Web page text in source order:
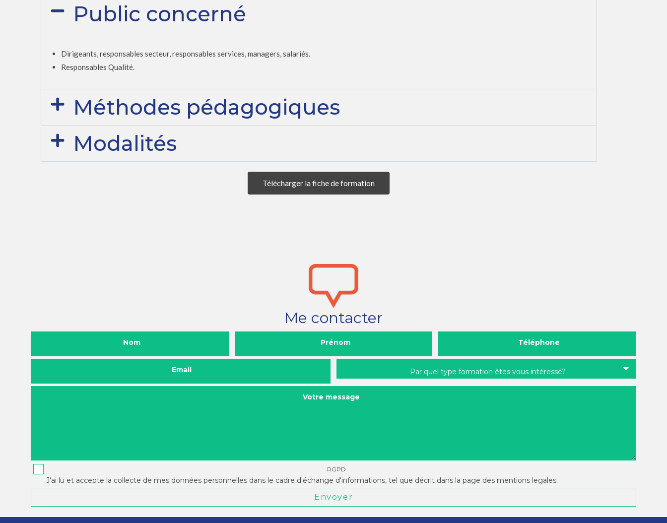
Public concerné
Dirigeants, responsables secteur, responsables services, managers, salariés.
Responsables Qualité.
Méthodes pédagogiques
Modalités
Télécharger la fiche de formation
Me contacter
Nom Prénom Téléphone
Email Par quel type formation êtes vous intéressé?
Votre message
RGPD
J'ai lu et accepte la collecte de mes données personnelles dans le cadre d'échange d'informations, tel que décrit dans la page des mentions legales.
Envoyer